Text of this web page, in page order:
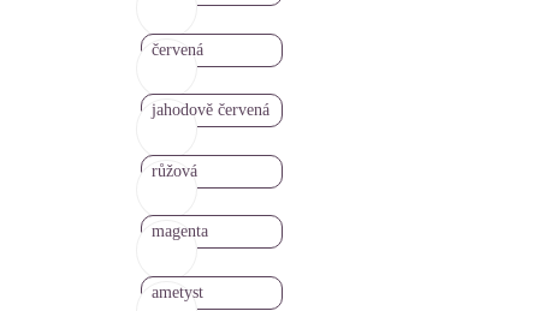
červená
jahodově červená
růžová
magenta
ametyst